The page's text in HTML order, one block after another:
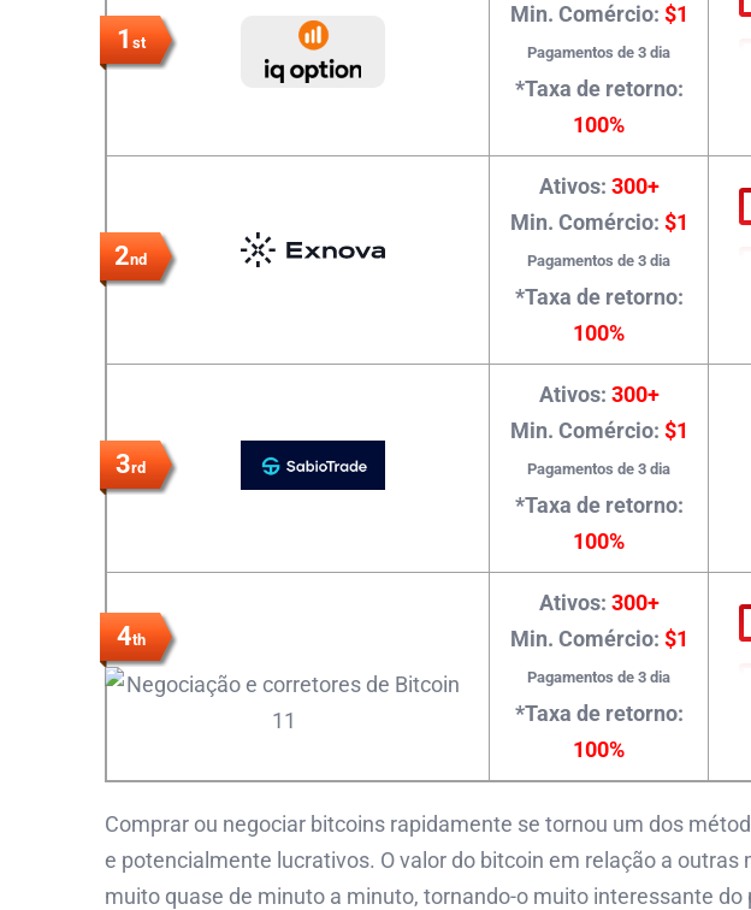
1st
Min. Comércio: $1
Pagamentos de 3 dia
*Taxa de retorno:
100%
2nd
Ativos: 300+
Min. Comércio: $1
Pagamentos de 3 dia
*Taxa de retorno:
100%
3rd
Ativos: 300+
Min. Comércio: $1
Pagamentos de 3 dia
*Taxa de retorno:
100%
4th
Ativos: 300+
Min. Comércio: $1
Pagamentos de 3 dia
*Taxa de retorno:
100%
Comprar ou negociar bitcoins rapidamente se tornou um dos
e potencialmente lucrativos. O valor do bitcoin em relação a outras
muito quase de minuto a minuto, tornando-o muito interessante do